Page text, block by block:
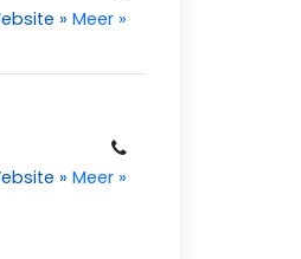
» Meer »
» Meer »